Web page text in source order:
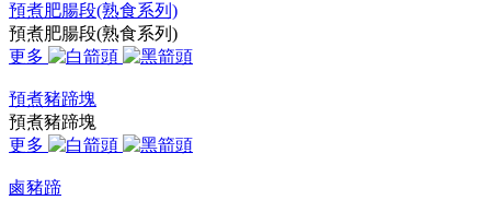
預煮肥腸段(熟食系列)
預煮肥腸段(熟食系列)
更多
預煮豬蹄塊
預煮豬蹄塊
更多
鹵豬蹄